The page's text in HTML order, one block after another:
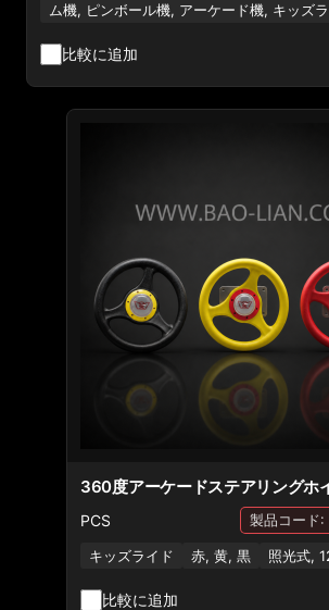
ム機, ピンボール機, アーケード機, キッズ
比較に追加
360度アーケードステアリングホ
PCS 製品コード
キッズライド 赤, 黄, 黒 照光式,
比較に追加